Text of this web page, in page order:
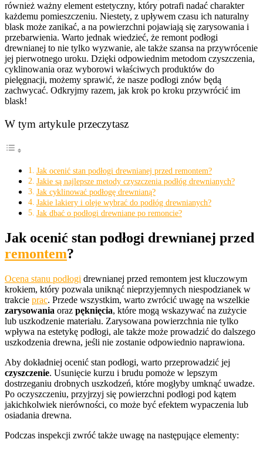
również ważny element estetyczny, który potrafi nadać charakter
każdemu pomieszczeniu. Niestety, z upływem czasu ich naturalny
blask może zanikać, a na powierzchni pojawiają się zarysowania i
przebarwienia. Warto jednak wiedzieć, że remont podłogi
drewnianej to nie tylko wyzwanie, ale także szansa na przywrócenie
jej pierwotnego uroku. Dzięki odpowiednim metodom czyszczenia,
cyklinowania oraz wyborowi właściwych produktów do
pielęgnacji, możemy sprawić, że nasze podłogi znów będą
zachwycać. Odkryjmy razem, jak krok po kroku przywrócić im
blask!
W tym artykule przeczytasz
Jak ocenić stan podłogi drewnianej przed remontem?
Jakie są najlepsze metody czyszczenia podłóg drewnianych?
Jak cyklinować podłogę drewnianą?
Jakie lakiery i oleje wybrać do podłóg drewnianych?
Jak dbać o podłogi drewniane po remoncie?
Jak ocenić stan podłogi drewnianej przed
remontem?
Ocena stanu podłogi drewnianej przed remontem jest kluczowym
krokiem, który pozwala uniknąć nieprzyjemnych niespodzianek w
trakcie prac. Przede wszystkim, warto zwrócić uwagę na wszelkie
zarysowania oraz pęknięcia, które mogą wskazywać na zużycie
lub uszkodzenie materiału. Zarysowana powierzchnia nie tylko
wpływa na estetykę podłogi, ale także może prowadzić do dalszego
uszkodzenia drewna, jeśli nie zostanie odpowiednio naprawiona.
Aby dokładniej ocenić stan podłogi, warto przeprowadzić jej
czyszczenie. Usunięcie kurzu i brudu pomoże w lepszym
dostrzeganiu drobnych uszkodzeń, które mogłyby umknąć uwadze.
Po oczyszczeniu, przyjrzyj się powierzchni podłogi pod kątem
jakichkolwiek nierówności, co może być efektem wypaczenia lub
osiadania drewna.
Podczas inspekcji zwróć także uwagę na następujące elementy: